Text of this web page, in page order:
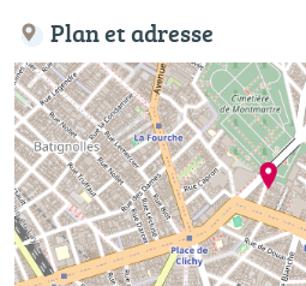
Plan et adresse